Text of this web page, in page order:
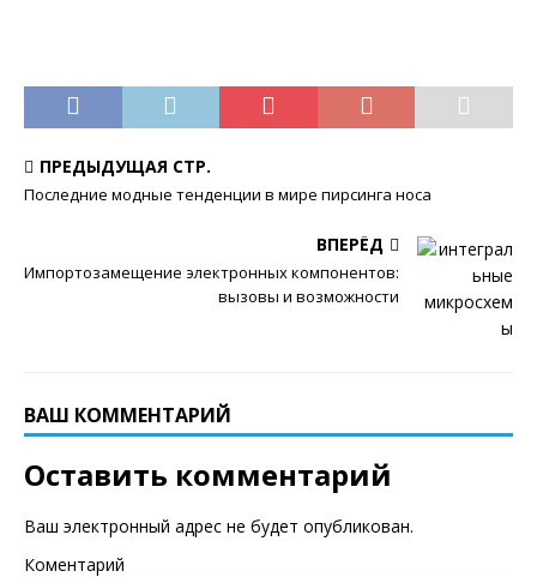
ПРЕДЫДУЩАЯ СТР.
Последние модные тенденции в мире пирсинга носа
ВПЕРЁД
Импортозамещение электронных компонентов:
вызовы и возможности
ВАШ КОММЕНТАРИЙ
Оставить комментарий
Ваш электронный адрес не будет опубликован.
Коментарий